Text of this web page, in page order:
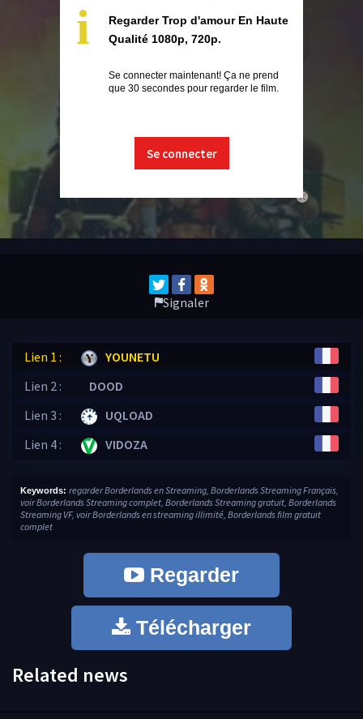
close
i
Regarder Trop d'amour En Haute
Qualité 1080p, 720p.
Se connecter maintenant! Ça ne prend
que 30 secondes pour regarder le film.
Se connecter
Signaler
Lien 1 :
YOUNETU
Lien 2 :
DOOD
Lien 3 :
UQLOAD
Lien 4 :
VIDOZA
Keywords: regarder Borderlands en Streaming, Borderlands Streaming Français,
voir Borderlands Streaming complet, Borderlands Streaming gratuit, Borderlands
Streaming VF, voir Borderlands en streaming illimité, Borderlands film gratuit
complet
Regarder
Télécharger
Related news